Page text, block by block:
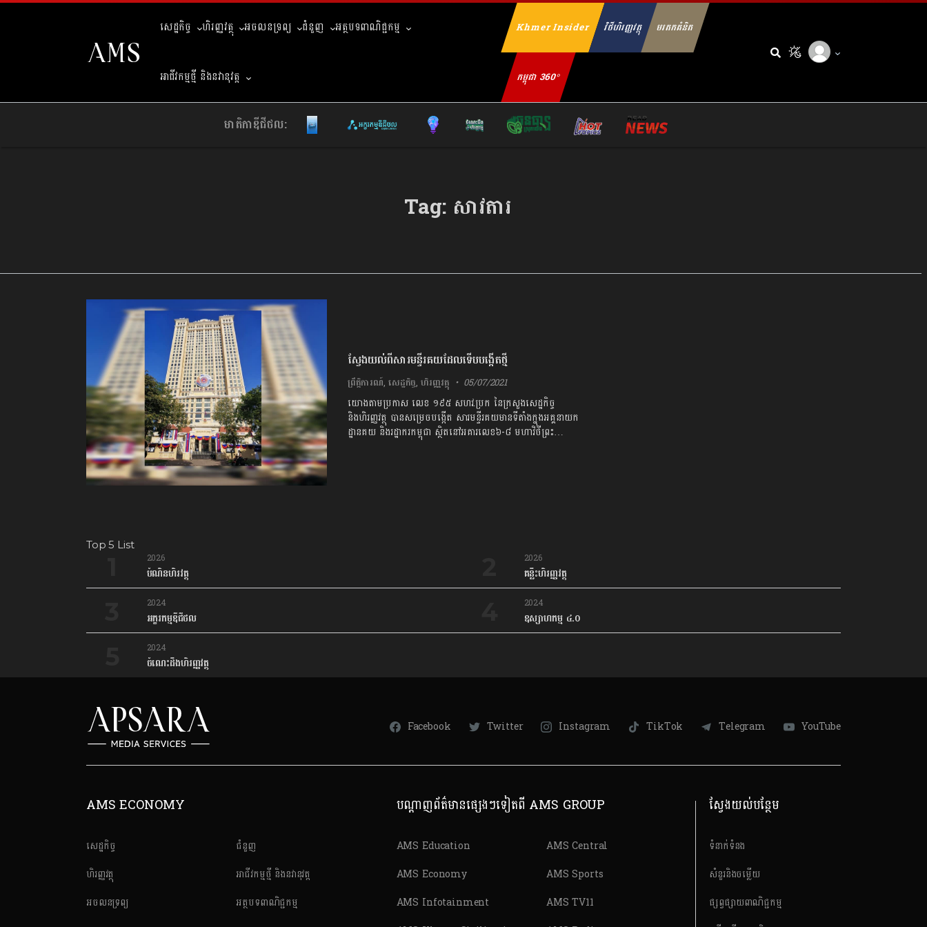
សេដ្ឋកិច្ច ហិរញ្ញវត្ថុ អចលនទ្រព្យ ជំនួញ អត្ថបទពាណិជ្ជកម្ម
អាជីវកម្មថ្មី និងនវានុវត្ត
Khmer Insider វិថីហិរញ្ញវត្ថុ មរតកគំនិត
កម្ពុជា 360°
មាតិកាឌីជីថល:
Tag: សាវតារ
ស្វែងយល់ពីសារមន្ទីរគយដែលទើបបង្កើតថ្មី
ព្រឹត្តិការណ៍, សេដ្ឋកិច្ច,ហិរញ្ញវត្ថុ 05/07/2021
យោងតាមប្រកាស លេខ ១៩៥ សហវ.ប្រក នៃក្រសួងសេដ្ឋកិច្ច
និងហិរញ្ញវត្ថុ បានសម្រេចបង្កើត សារមន្ទីរគយ​មានទីតាំង​ក្នុង​អគ្គនាយក
ដ្ឋានគយ និងរដ្ឋាករកម្ពុជា ស្ថិតនៅអគារលេខ៦-៨ មហាវិថីព្រះ…
Top 5 List
2026
បំណិនហិរវត្ថុ
2026
គន្លឹះហិរញ្ញវត្ថុ
2024
អក្ខរកម្មឌីជីថល
2024
ឧស្សាហកម្ម ៤.០
2024
ចំណេះដឹងហិរញ្ញវត្ថុ
Facebook Twitter Instagram TikTok Telegram YouTube
AMS ECONOMY
សេដ្ឋកិច្ច
ហិរញ្ញវត្ថុ
អចលនទ្រព្យ
ជំនួញ
អាជីវកម្មថ្មី និងនវានុវត្ត
អត្ថបទពាណិជ្ជកម្ម
បណ្តាញព័ត៌មានផ្សេងៗទៀតពី AMS GROUP
AMS Education
AMS Economy
AMS Infotainment
AMS Central
AMS Sports
AMS TV11
ស្វែងយល់បន្ថែម
ទំនាក់ទំនង
សំនួរនិងចម្លើយ
ផ្សព្វផ្សាយពាណិជ្ជកម្ម